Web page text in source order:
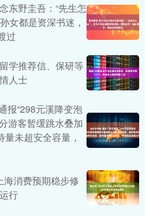
东野圭吾：“先生怎
女都是资深书迷，
过
学推荐信、保研等
人士
报“298元溪降变泡
游客暂缓跳水叠加
未超安全容量，
消费预期稳步修
行